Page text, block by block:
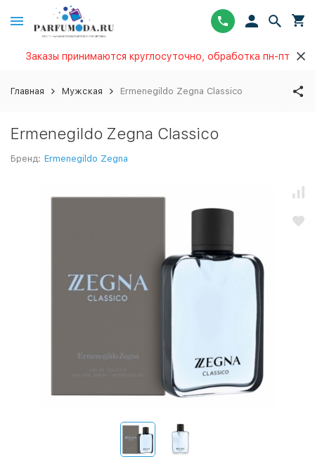
Заказы принимаются круглосуточно, обработка пн-пт
Главная Мужская Ermenegildo Zegna Classico
Ermenegildo Zegna Classico
Бренд: Ermenegildo Zegna